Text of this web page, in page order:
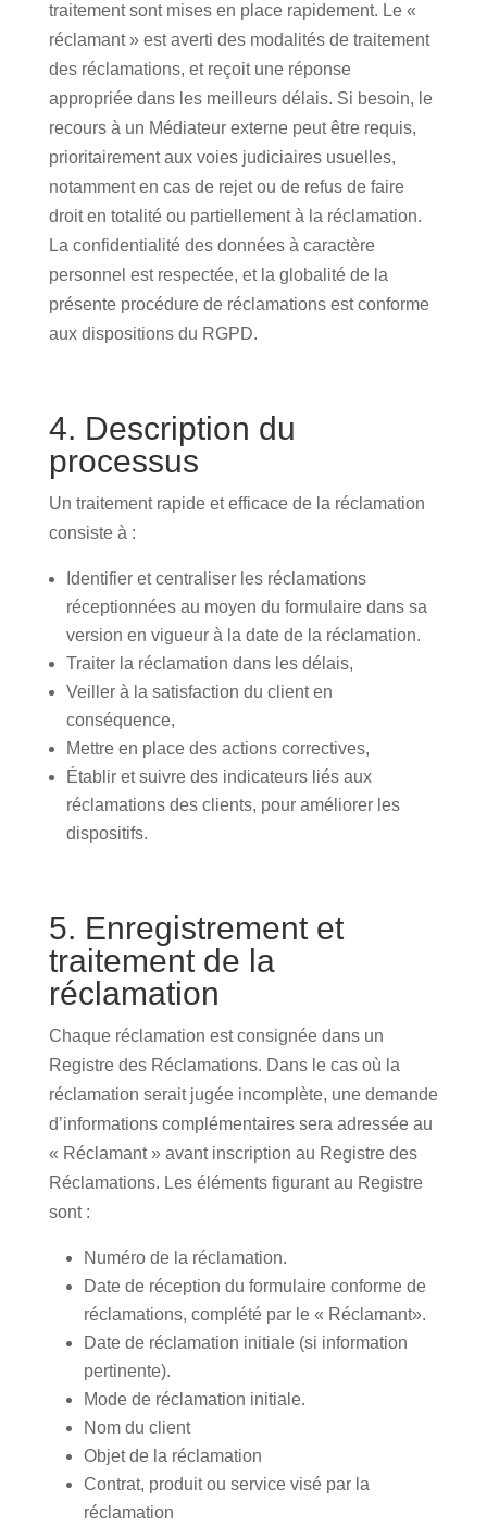
traitement sont mises en place rapidement. Le «
réclamant » est averti des modalités de traitement
des réclamations, et reçoit une réponse
appropriée dans les meilleurs délais. Si besoin, le
recours à un Médiateur externe peut être requis,
prioritairement aux voies judiciaires usuelles,
notamment en cas de rejet ou de refus de faire
droit en totalité ou partiellement à la réclamation.
La confidentialité des données à caractère
personnel est respectée, et la globalité de la
présente procédure de réclamations est conforme
aux dispositions du RGPD.
4. Description du
processus
Un traitement rapide et efficace de la réclamation
consiste à :
Identifier et centraliser les réclamations
réceptionnées au moyen du formulaire dans sa
version en vigueur à la date de la réclamation.
Traiter la réclamation dans les délais,
Veiller à la satisfaction du client en
conséquence,
Mettre en place des actions correctives,
Établir et suivre des indicateurs liés aux
réclamations des clients, pour améliorer les
dispositifs.
5. Enregistrement et
traitement de la
réclamation
Chaque réclamation est consignée dans un
Registre des Réclamations. Dans le cas où la
réclamation serait jugée incomplète, une demande
d’informations complémentaires sera adressée au
« Réclamant » avant inscription au Registre des
Réclamations. Les éléments figurant au Registre
sont :
Numéro de la réclamation.
Date de réception du formulaire conforme de
réclamations, complété par le « Réclamant».
Date de réclamation initiale (si information
pertinente).
Mode de réclamation initiale.
Nom du client
Objet de la réclamation
Contrat, produit ou service visé par la
réclamation